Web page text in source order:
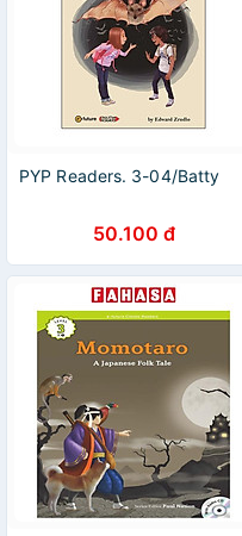
PYP Readers. 3-04/Batty
50.100 đ